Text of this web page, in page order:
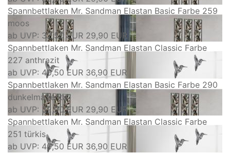
Spannbettlaken Mr. Sandman Elastan Basic Farbe 259
moos
ab UVP: 32,50 EUR 29,90 EUR
Spannbettlaken Mr. Sandman Elastan Classic Farbe
227 anthrazit
ab UVP: 40,50 EUR 36,90 EUR
Spannbettlaken Mr. Sandman Elastan Basic Farbe 290
dunkelmagenta
ab UVP: 32,90 EUR 29,90 EUR
Spannbettlaken Mr. Sandman Elastan Classic Farbe
251 türkis
ab UVP: 40,50 EUR 36,90 EUR